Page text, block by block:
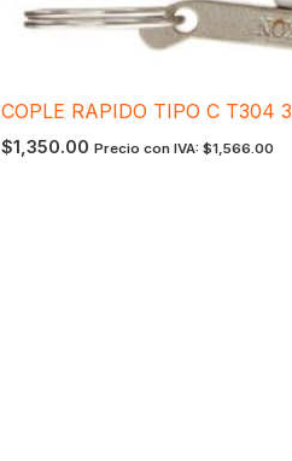
COPLE RAPIDO TIPO C T304 3
$1,350.00 Precio con IVA: $1,566.00